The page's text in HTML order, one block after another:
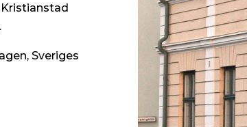
Sveriges